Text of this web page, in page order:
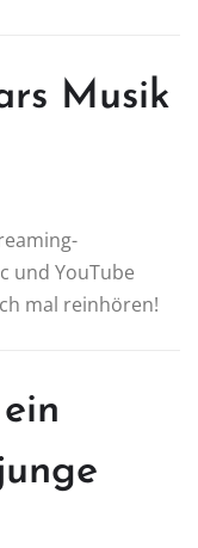
Musik
und YouTube
mal reinhören!